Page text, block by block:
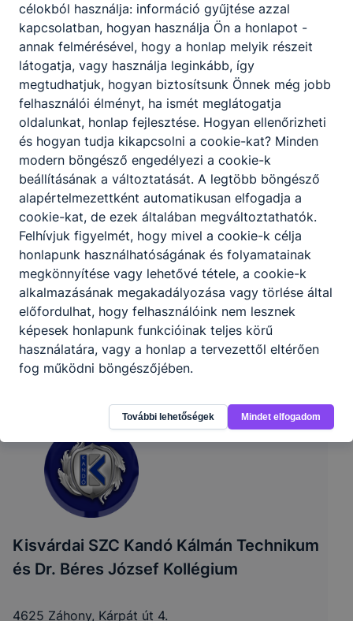
Partnereink
Kisvárdai SZC Kandó Kálmán Technikum
és Dr. Béres József Kollégium
4625 Záhony, Kárpát út 4.
célokból használja: információ gyűjtése azzal
kapcsolatban, hogyan használja Ön a honlapot -
annak felmérésével, hogy a honlap melyik részeit
látogatja, vagy használja leginkább, így
megtudhatjuk, hogyan biztosítsunk Önnek még jobb
felhasználói élményt, ha ismét meglátogatja
oldalunkat, honlap fejlesztése. Hogyan ellenőrizheti
és hogyan tudja kikapcsolni a cookie-kat? Minden
modern böngésző engedélyezi a cookie-k
beállításának a változtatását. A legtöbb böngésző
alapértelmezettként automatikusan elfogadja a
cookie-kat, de ezek általában megváltoztathatók.
Felhívjuk figyelmét, hogy mivel a cookie-k célja
honlapunk használhatóságának és folyamatainak
megkönnyítése vagy lehetővé tétele, a cookie-k
alkalmazásának megakadályozása vagy törlése által
előfordulhat, hogy felhasználóink nem lesznek
képesek honlapunk funkcióinak teljes körű
használatára, vagy a honlap a tervezettől eltérően
fog működni böngészőjében.
További lehetőségek Mindet elfogadom